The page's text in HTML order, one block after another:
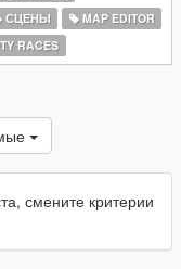
СЦЕНЫ
MAP EDITOR
RACES
смените критерии